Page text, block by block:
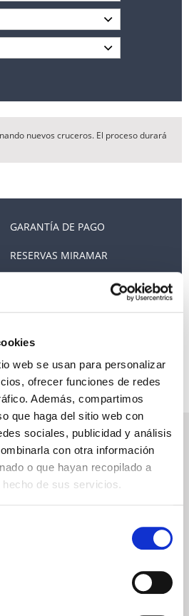
web se usan para personalizar
ofrecer funciones de redes
Además, compartimos
que haga del sitio web con
sociales, publicidad y análisis
con otra información
o que hayan recopilado a
de sus servicios.
nuevos cruceros. El proceso durará
GARANTÍA DE PAGO
RESERVAS MIRAMAR
INFORMACIÓN ÚTIL
y las últimas novedades en